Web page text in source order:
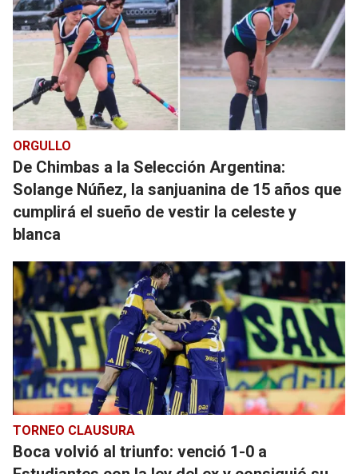
ORGULLO
De Chimbas a la Selección Argentina:
Solange Núñez, la sanjuanina de 15 años que
cumplirá el sueño de vestir la celeste y
blanca
TORNEO CLAUSURA
Boca volvió al triunfo: venció 1-0 a